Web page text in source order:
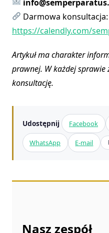
Darmowa konsultacja:
https://calendly.com/
Artykuł ma charakter
prawnej. W każdej
konsultację.
Udostępnij Facebook
WhatsApp E-mail
Nasz zespół